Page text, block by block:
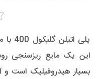
این یک مایع ریزسنجی
بسیار هیدروفیلیک است و